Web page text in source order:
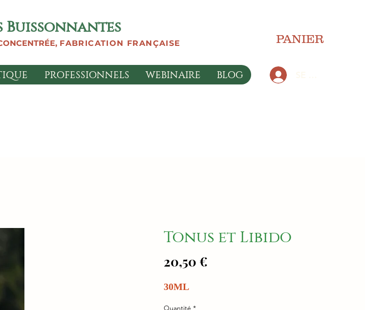
Buissonnantes
FABRICATION FRANÇAISE PANIER
PROFESSIONNELS WEBINAIRE BLOG
Tonus et Libido
20,50 €
30ML
Quantité *